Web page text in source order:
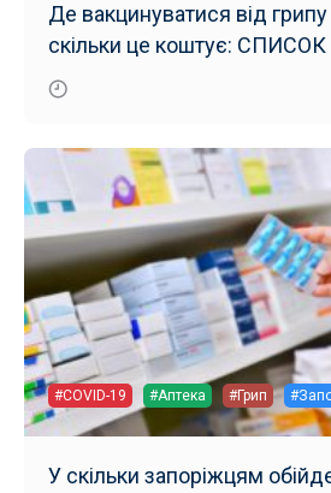
Де вакцинуватися від
скільки це коштує: СПИСОК
#COVID-19 #Аптека #Грип
У скільки запоріжцям